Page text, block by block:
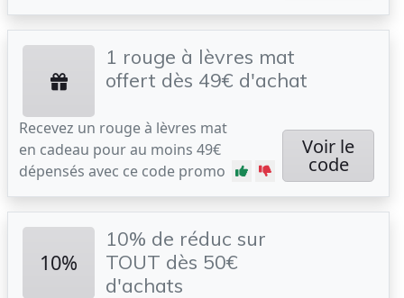
1 rouge à lèvres mat
offert dès 49€ d'achat
Recevez un rouge à lèvres mat
en cadeau pour au moins 49€
dépensés avec ce code promo
Voir le
code
10%
10% de réduc sur
TOUT dès 50€
d'achats